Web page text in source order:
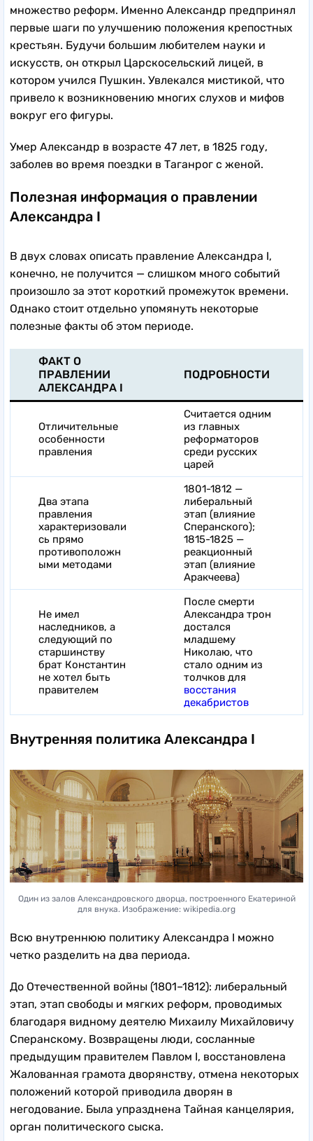
множество реформ. Именно Александр предпринял
первые шаги по улучшению положения крепостных
крестьян. Будучи большим любителем науки и
искусств, он открыл Царскосельский лицей, в
котором учился Пушкин. Увлекался мистикой, что
привело к возникновению многих слухов и мифов
вокруг его фигуры.
Умер Александр в возрасте 47 лет, в 1825 году,
заболев во время поездки в Таганрог с женой.
Полезная информация о правлении
Александра I
В двух словах описать правление Александра I,
конечно, не получится — слишком много событий
произошло за этот короткий промежуток времени.
Однако стоит отдельно упомянуть некоторые
полезные факты об этом периоде.
ФАКТ О
ПРАВЛЕНИИ
АЛЕКСАНДРА I
ПОДРОБНОСТИ
Отличительные
особенности
правления
Считается одним
из главных
реформаторов
среди русских
царей
Два этапа
правления
характеризовали
сь прямо
противоположн
ыми методами
1801-1812 —
либеральный
этап (влияние
Сперанского);
1815-1825 —
реакционный
этап (влияние
Аракчеева)
Не имел
наследников, а
следующий по
старшинству
брат Константин
не хотел быть
правителем
После смерти
Александра трон
достался
младшему
Николаю, что
стало одним из
толчков для
восстания
декабристов
Внутренняя политика Александра I
Один из залов Александровского дворца, построенного Екатериной
для внука. Изображение: wikipedia.org
Всю внутреннюю политику Александра I можно
четко разделить на два периода.
До Отечественной войны (1801–1812): либеральный
этап, этап свободы и мягких реформ, проводимых
благодаря видному деятелю Михаилу Михайловичу
Сперанскому. Возвращены люди, сосланные
предыдущим правителем Павлом I, восстановлена
Жалованная грамота дворянству, отмена некоторых
положений которой приводила дворян в
негодование. Была упразднена Тайная канцелярия,
орган политического сыска.